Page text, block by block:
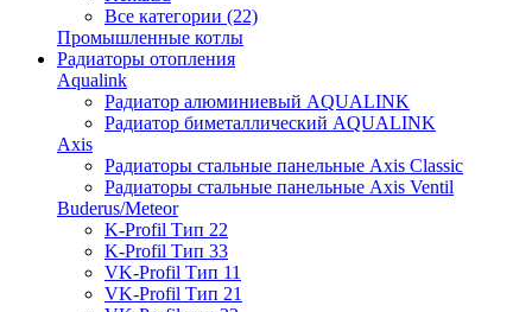
Все категории (22)
Промышленные котлы
Радиаторы отопления
Aqualink
Радиатор алюминиевый AQUALINK
Радиатор биметаллический AQUALINK
Axis
Радиаторы стальные панельные Axis Classic
Радиаторы стальные панельные Axis Ventil
Buderus/Meteor
K-Profil Тип 22
K-Profil Тип 33
VK-Profil Тип 11
VK-Profil Тип 21